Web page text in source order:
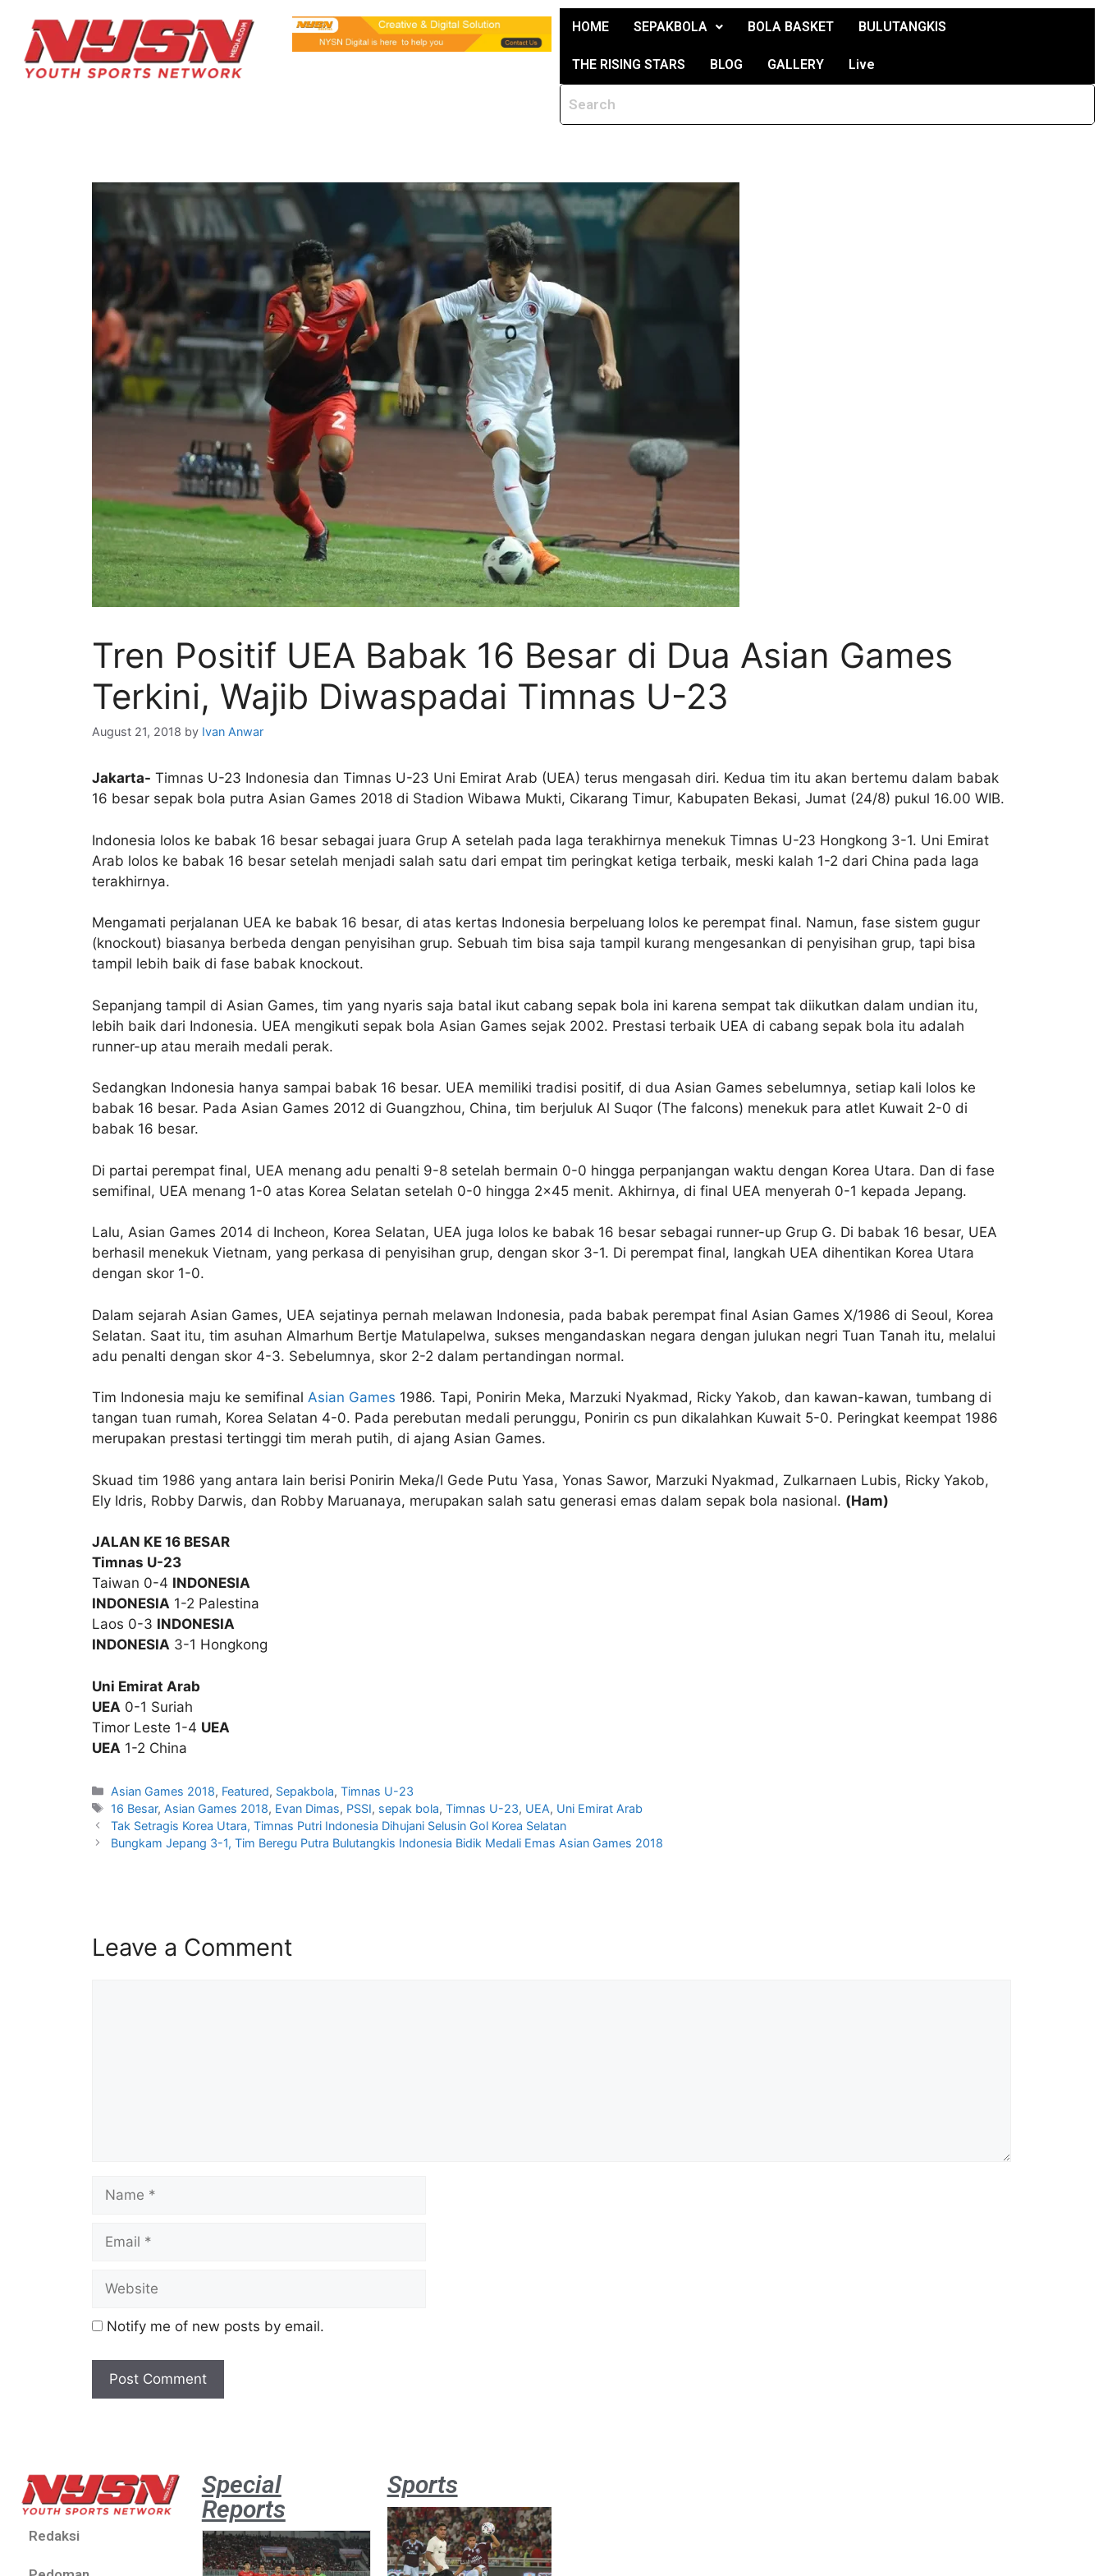
HOME SEPAKBOLA BOLA BASKET BULUTANGKIS
THE RISING STARS BLOG GALLERY Live
Tren Positif UEA Babak 16 Besar di Dua Asian Games
Terkini, Wajib Diwaspadai Timnas U-23
August 21, 2018 by Ivan Anwar
Jakarta- Timnas U-23 Indonesia dan Timnas U-23 Uni Emirat Arab (UEA) terus mengasah diri. Kedua tim itu akan bertemu dalam babak
16 besar sepak bola putra Asian Games 2018 di Stadion Wibawa Mukti, Cikarang Timur, Kabupaten Bekasi, Jumat (24/8) pukul 16.00 WIB.
Indonesia lolos ke babak 16 besar sebagai juara Grup A setelah pada laga terakhirnya menekuk Timnas U-23 Hongkong 3-1. Uni Emirat
Arab lolos ke babak 16 besar setelah menjadi salah satu dari empat tim peringkat ketiga terbaik, meski kalah 1-2 dari China pada laga
terakhirnya.
Mengamati perjalanan UEA ke babak 16 besar, di atas kertas Indonesia berpeluang lolos ke perempat final. Namun, fase sistem gugur
(knockout) biasanya berbeda dengan penyisihan grup. Sebuah tim bisa saja tampil kurang mengesankan di penyisihan grup, tapi bisa
tampil lebih baik di fase babak knockout.
Sepanjang tampil di Asian Games, tim yang nyaris saja batal ikut cabang sepak bola ini karena sempat tak diikutkan dalam undian itu,
lebih baik dari Indonesia. UEA mengikuti sepak bola Asian Games sejak 2002. Prestasi terbaik UEA di cabang sepak bola itu adalah
runner-up atau meraih medali perak.
Sedangkan Indonesia hanya sampai babak 16 besar. UEA memiliki tradisi positif, di dua Asian Games sebelumnya, setiap kali lolos ke
babak 16 besar. Pada Asian Games 2012 di Guangzhou, China, tim berjuluk Al Suqor (The falcons) menekuk para atlet Kuwait 2-0 di
babak 16 besar.
Di partai perempat final, UEA menang adu penalti 9-8 setelah bermain 0-0 hingga perpanjangan waktu dengan Korea Utara. Dan di fase
semifinal, UEA menang 1-0 atas Korea Selatan setelah 0-0 hingga 2×45 menit. Akhirnya, di final UEA menyerah 0-1 kepada Jepang.
Lalu, Asian Games 2014 di Incheon, Korea Selatan, UEA juga lolos ke babak 16 besar sebagai runner-up Grup G. Di babak 16 besar, UEA
berhasil menekuk Vietnam, yang perkasa di penyisihan grup, dengan skor 3-1. Di perempat final, langkah UEA dihentikan Korea Utara
dengan skor 1-0.
Dalam sejarah Asian Games, UEA sejatinya pernah melawan Indonesia, pada babak perempat final Asian Games X/1986 di Seoul, Korea
Selatan. Saat itu, tim asuhan Almarhum Bertje Matulapelwa, sukses mengandaskan negara dengan julukan negri Tuan Tanah itu, melalui
adu penalti dengan skor 4-3. Sebelumnya, skor 2-2 dalam pertandingan normal.
Tim Indonesia maju ke semifinal Asian Games 1986. Tapi, Ponirin Meka, Marzuki Nyakmad, Ricky Yakob, dan kawan-kawan, tumbang di
tangan tuan rumah, Korea Selatan 4-0. Pada perebutan medali perunggu, Ponirin cs pun dikalahkan Kuwait 5-0. Peringkat keempat 1986
merupakan prestasi tertinggi tim merah putih, di ajang Asian Games.
Skuad tim 1986 yang antara lain berisi Ponirin Meka/I Gede Putu Yasa, Yonas Sawor, Marzuki Nyakmad, Zulkarnaen Lubis, Ricky Yakob,
Ely Idris, Robby Darwis, dan Robby Maruanaya, merupakan salah satu generasi emas dalam sepak bola nasional. (Ham)
JALAN KE 16 BESAR
Timnas U-23
Taiwan 0-4 INDONESIA
INDONESIA 1-2 Palestina
Laos 0-3 INDONESIA
INDONESIA 3-1 Hongkong
Uni Emirat Arab
UEA 0-1 Suriah
Timor Leste 1-4 UEA
UEA 1-2 China
Asian Games 2018, Featured, Sepakbola,Timnas U-23
16 Besar, Asian Games 2018, Evan Dimas, PSSI, sepak bola,Timnas U-23, UEA, Uni Emirat Arab
Tak Setragis Korea Utara, Timnas Putri Indonesia Dihujani Selusin Gol Korea Selatan
Bungkam Jepang 3-1, Tim Beregu Putra Bulutangkis Indonesia Bidik Medali Emas Asian Games 2018
Leave a Comment
Notify me of new posts by email.
Redaksi
Special
Reports
Sports